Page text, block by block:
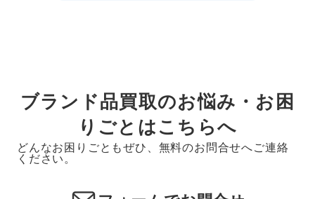
ブランド品買取のお悩み・お困
りごとはこちらへ
どんなお困りごともぜひ、無料のお問合せへご連絡
ください。